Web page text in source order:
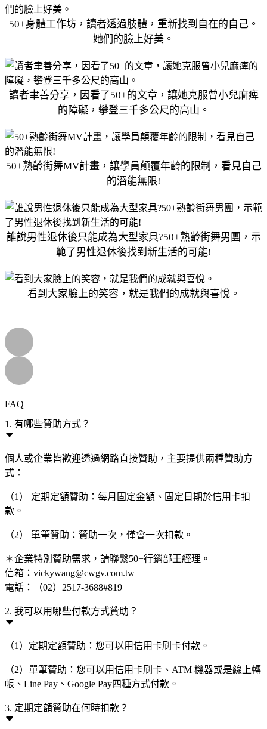
50+身體工作坊，讀者透過肢體，重新找到自在的自己。
她們的臉上好美。
讀者聿善分享，因看了50+的文章，讓她克服曾小兒麻痺
的障礙，攀登三千多公尺的高山。
50+熟齡街舞MV計畫，讓學員顛覆年齡的限制，看見自己
的潛能無限!
誰說男性退休後只能成為大型家具?50+熟齡街舞男團，示
範了男性退休後找到新生活的可能!
看到大家臉上的笑容，就是我們的成就與喜悅。
FAQ
1. 有哪些贊助方式？
個人或企業皆歡迎透過網路直接贊助，主要提供兩種贊助方
式：
（1） 定期定額贊助：每月固定金額、固定日期於信用卡扣
款。
（2） 單筆贊助：贊助一次，僅會一次扣款。
＊企業特別贊助需求，請聯繫50+行銷部王經理。
信箱：vickywang@cwgv.com.tw
電話：（02）2517-3688#819
2. 我可以用哪些付款方式贊助？
（1）定期定額贊助：您可以用信用卡刷卡付款。
（2）單筆贊助：您可以用信用卡刷卡、ATM 機器或是線上轉
帳、Line Pay、Google Pay四種方式付款。
3. 定期定額贊助在何時扣款？